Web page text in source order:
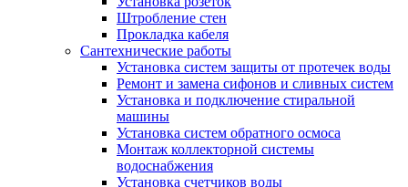
Штробление стен
Прокладка кабеля
Сантехнические работы
Установка систем защиты от протечек воды
Ремонт и замена сифонов и сливных систем
Установка и подключение стиральной
машины
Установка систем обратного осмоса
Монтаж коллекторной системы
водоснабжения
Установка счетчиков воды